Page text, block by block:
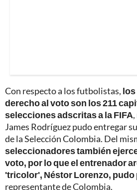
Con respecto a los futbolistas, los
derecho al voto son los 211
selecciones adscritas a la FIFA
James Rodríguez pudo entregar
de la Selección Colombia. Del
seleccionadores también
voto, por lo que el entrenador
'tricolor', Néstor Lorenzo,
representante de Colombia.